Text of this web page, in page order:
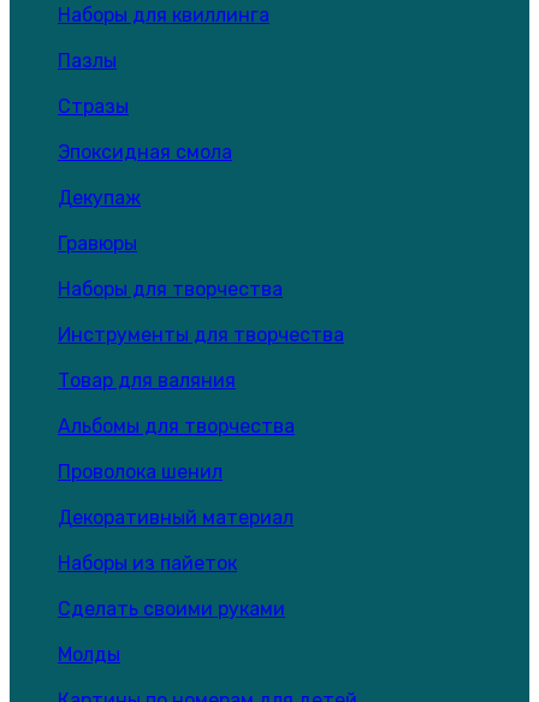
Наборы для квиллинга
Пазлы
Стразы
Эпоксидная смола
Декупаж
Гравюры
Наборы для творчества
Инструменты для творчества
Товар для валяния
Альбомы для творчества
Проволока шенил
Декоративный материал
Наборы из пайеток
Сделать своими руками
Молды